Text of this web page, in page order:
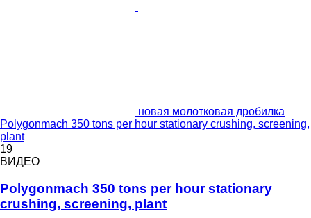
новая молотковая дробилка
Polygonmach 350 tons per hour stationary crushing, screening,
plant
19
ВИДЕО
Polygonmach 350 tons per hour stationary
crushing, screening, plant